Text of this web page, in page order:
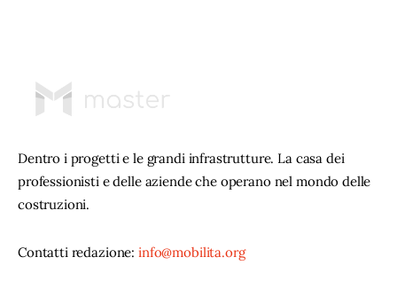
Dentro i progetti e le grandi infrastrutture. La casa dei
professionisti e delle aziende che operano nel mondo delle
costruzioni.
Contatti redazione: info@mobilita.org